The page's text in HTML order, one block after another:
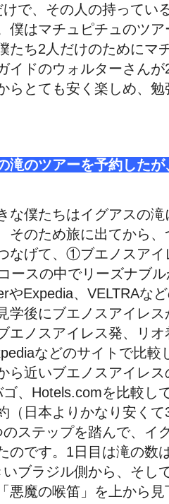
で、その人の持ってい
僕はマチュピチュのツ
たち2人だけのためにマ
イドのウォルターさん
らとても安く楽しめ、
滝のツアーを予約した
な僕たちはイグアスの滝
そのため旅に出てから
なげて、①ブエノスアイ
ースの中でリーズナブ
やExpedia、VELTRAな
学後にブエノスアイレス
エノスアイレス発、リ
などのサイトで比較
ら近いブエノスアイレス
、Hotels.comを比較し
（日本よりかなり安く
ステップを踏んで、イ
のです。1日目は滝の数
ブラジル側から、そし
悪魔の喉笛」を上から